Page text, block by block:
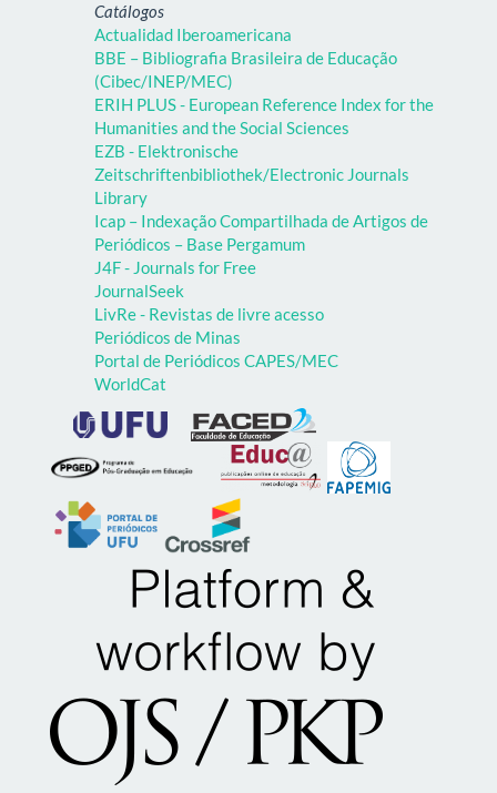
Catálogos
Actualidad Iberoamericana
BBE – Bibliografia Brasileira de Educação
(Cibec/INEP/MEC)
ERIH PLUS - European Reference Index for the
Humanities and the Social Sciences
EZB - Elektronische
Zeitschriftenbibliothek/Electronic Journals
Library
Icap – Indexação Compartilhada de Artigos de
Periódicos – Base Pergamum
J4F - Journals for Free
JournalSeek
LivRe - Revistas de livre acesso
Periódicos de Minas
Portal de Periódicos CAPES/MEC
WorldCat